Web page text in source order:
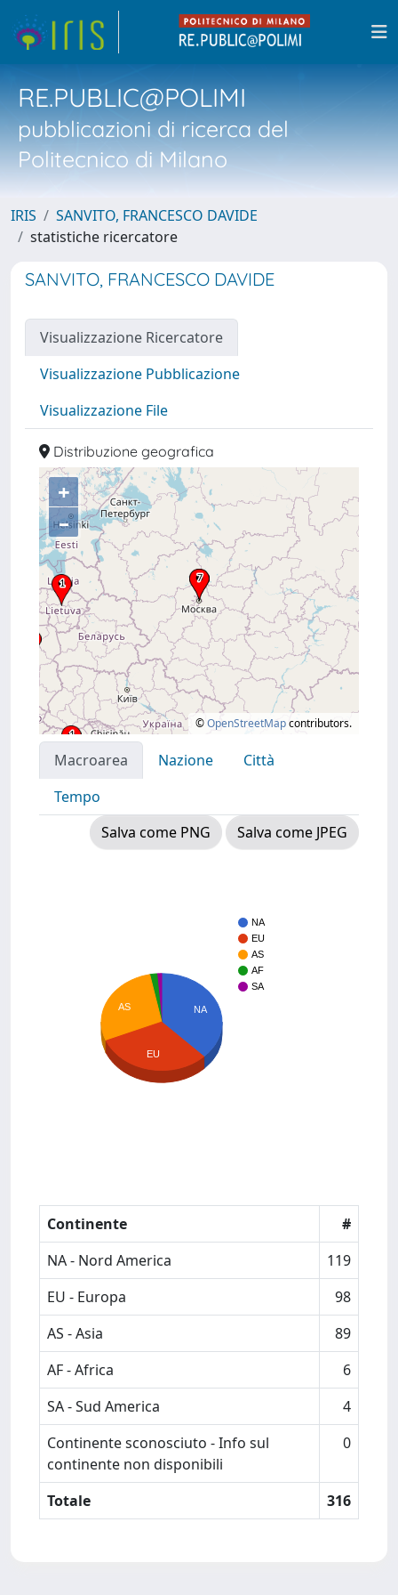
RE.PUBLIC@POLIMI
pubblicazioni di ricerca del
Politecnico di Milano
IRIS
SANVITO, FRANCESCO DAVIDE
statistiche ricercatore
SANVITO, FRANCESCO DAVIDE
Visualizzazione Ricercatore
Visualizzazione Pubblicazione
Visualizzazione File
Distribuzione geografica
+
–
©OpenStreetMapcontributors.
Macroarea Nazione
Città
Tempo
Salva come PNG
Salva come JPEG
NA
EU
AS
AF
SA
NA
AS
EU
Continente
#
NA - Nord America
119
EU - Europa
98
AS - Asia
89
AF - Africa
6
SA - Sud America
4
Continente sconosciuto - Info sul
continente non disponibili
0
Totale 316